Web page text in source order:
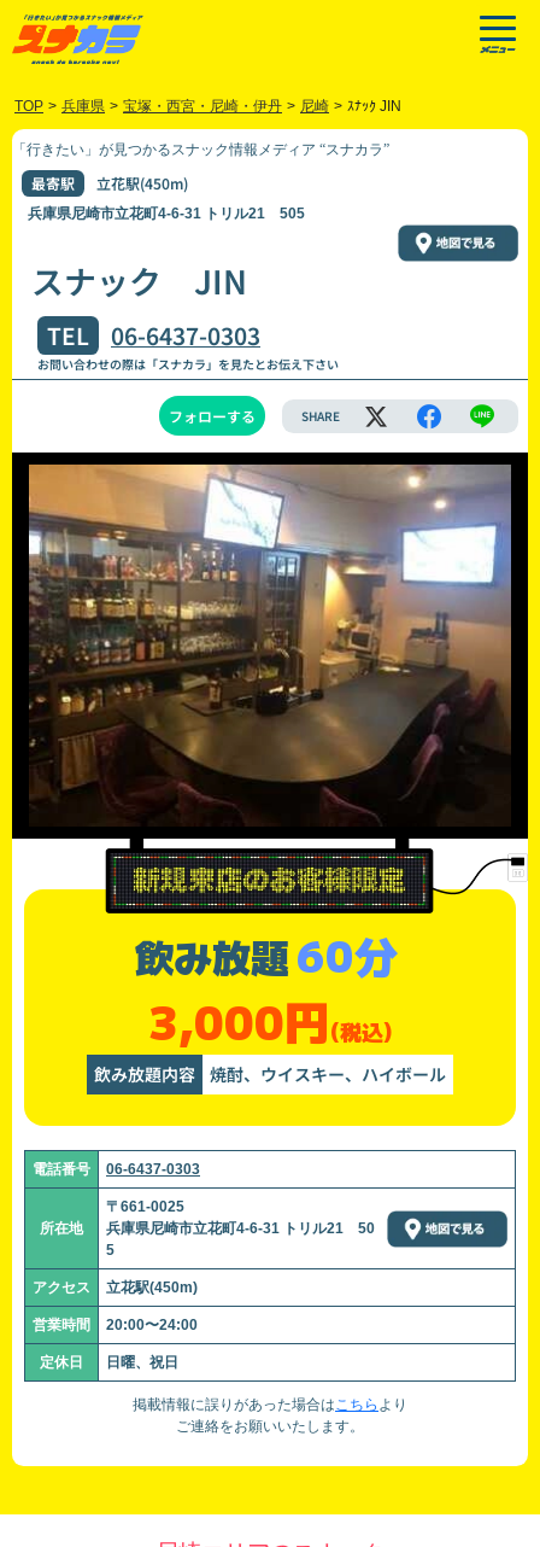
TOP > 兵庫県 > 宝塚・西宮・尼崎・伊丹 > 尼崎 > ｽﾅｯｸ JIN
「行きたい」が見つかるスナック情報メディア “スナカラ”
最寄駅 立花駅(450m)
兵庫県尼崎市立花町4-6-31 トリル21 505
スナック JIN
TEL 06-6437-0303
お問い合わせの際は「スナカラ」を見たとお伝え下さい
フォローする SHARE
飲み放題60分
3,000円(税込)
飲み放題内容 焼酎、ウイスキー、ハイボール
電話番号 06-6437-0303
所在地
〒661-0025
兵庫県尼崎市立花町4-6-31 トリル21 50
5
アクセス 立花駅(450m)
営業時間 20:00〜24:00
定休日 日曜、祝日
掲載情報に誤りがあった場合はこちら より
ご連絡をお願いいたします。